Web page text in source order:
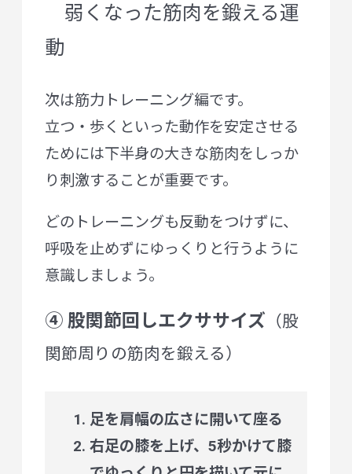
弱くなった筋肉を鍛える運
動
次は筋力トレーニング編です。
立つ・歩くといった動作を安定させる
ためには下半身の大きな筋肉をしっか
り刺激することが重要です。
どのトレーニングも反動をつけずに、
呼吸を止めずにゆっくりと行うように
意識しましょう。
④ 股関節回しエクササイズ （股
関節周りの筋肉を鍛える）
足を肩幅の広さに開いて座る
右足の膝を上げ、5秒かけて膝